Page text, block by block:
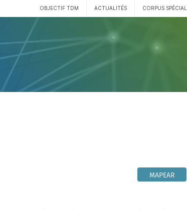
OBJECTIF TDM ACTUALITÉS CORPUS
MAPEAR